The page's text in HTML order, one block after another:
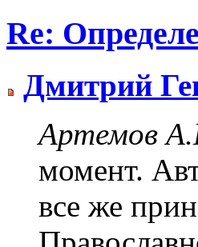
Re:
Дмитрий
Артемов
момент.
все же